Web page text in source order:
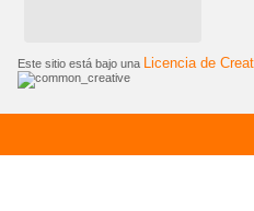
Este sitio está bajo una Licencia de